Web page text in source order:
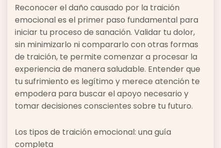
Reconocer el daño causado por la traición
emocional es el primer paso fundamental para
iniciar tu proceso de sanación. Validar tu dolor,
sin minimizarlo ni compararlo con otras formas
de traición, te permite comenzar a procesar la
experiencia de manera saludable. Entender que
tu sufrimiento es legítimo y merece atención te
empodera para buscar el apoyo necesario y
tomar decisiones conscientes sobre tu futuro.
Los tipos de traición emocional: una guía
completa